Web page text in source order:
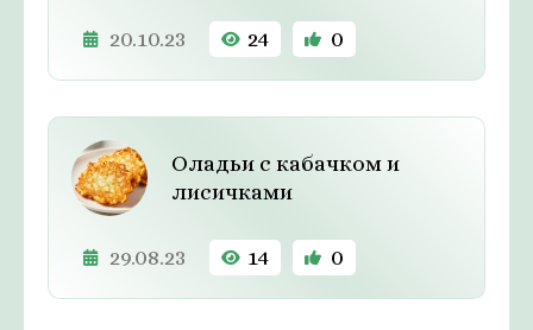
20.10.23 24 0
Оладьи с кабачком и
лисичками
29.08.23 14 0